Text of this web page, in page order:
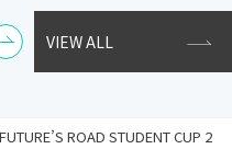
VIEW ALL
ROAD STUDENT CUP 2